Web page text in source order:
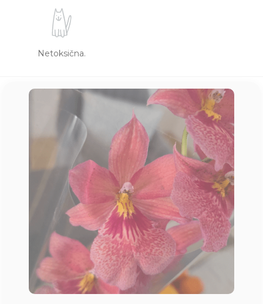
Netoksična.